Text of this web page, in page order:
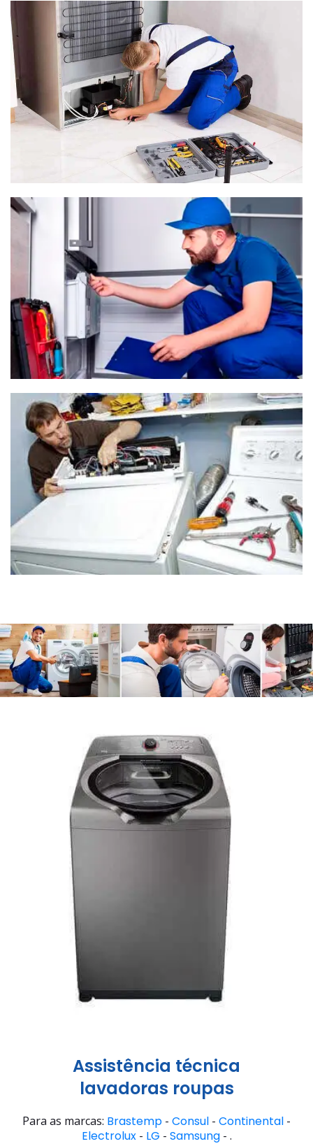
Assistência técnica
lavadoras roupas
Para as marcas: Brastemp - Consul - Continental -
Electrolux- LG - Samsung- .